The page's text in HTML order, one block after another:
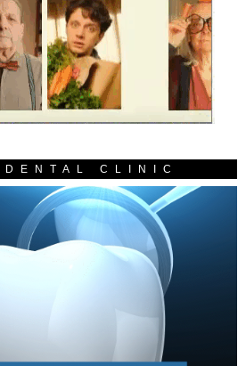
DENTAL CLINIC